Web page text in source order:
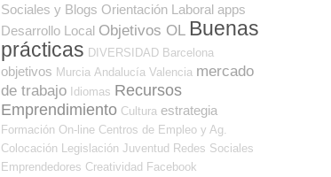
Sociales y Blogs Orientación Laboral apps
Desarrollo Local Objetivos OL Buenas
prácticas DIVERSIDAD Barcelona
objetivos Murcia Andalucía Valencia mercado
de trabajo Idiomas Recursos
Emprendimiento Cultura estrategia
Formación On-line Centros de Empleo y Ag.
Colocación
Legislación Juventud Redes Sociales
Emprendedores Creatividad Facebook